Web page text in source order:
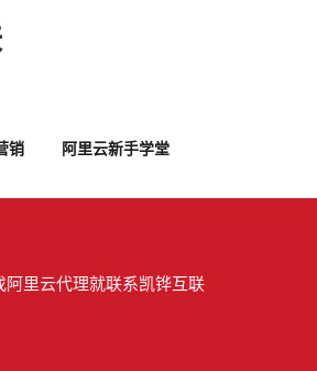
销 阿里云新手学堂
阿里云代理就联系凯铧互联